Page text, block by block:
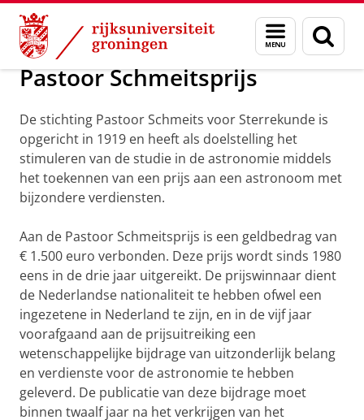
Skip
Content
Skip
Navigation
Menu
en
zoeken
Onderzoek Kapteyn Instituut Over het instituut
Pastoor Schmeitsprijs
De stichting Pastoor Schmeits voor Sterrekunde is
opgericht in 1919 en heeft als doelstelling het
stimuleren van de studie in de astronomie middels
het toekennen van een prijs aan een astronoom met
bijzondere verdiensten.
Aan de Pastoor Schmeitsprijs is een geldbedrag van
€ 1.500 euro verbonden. Deze prijs wordt sinds 1980
eens in de drie jaar uitgereikt. De prijswinnaar dient
de Nederlandse nationaliteit te hebben ofwel een
ingezetene in Nederland te zijn, en in de vijf jaar
voorafgaand aan de prijsuitreiking een
wetenschappelijke bijdrage van uitzonderlijk belang
en verdienste voor de astronomie te hebben
geleverd. De publicatie van deze bijdrage moet
binnen twaalf jaar na het verkrijgen van het